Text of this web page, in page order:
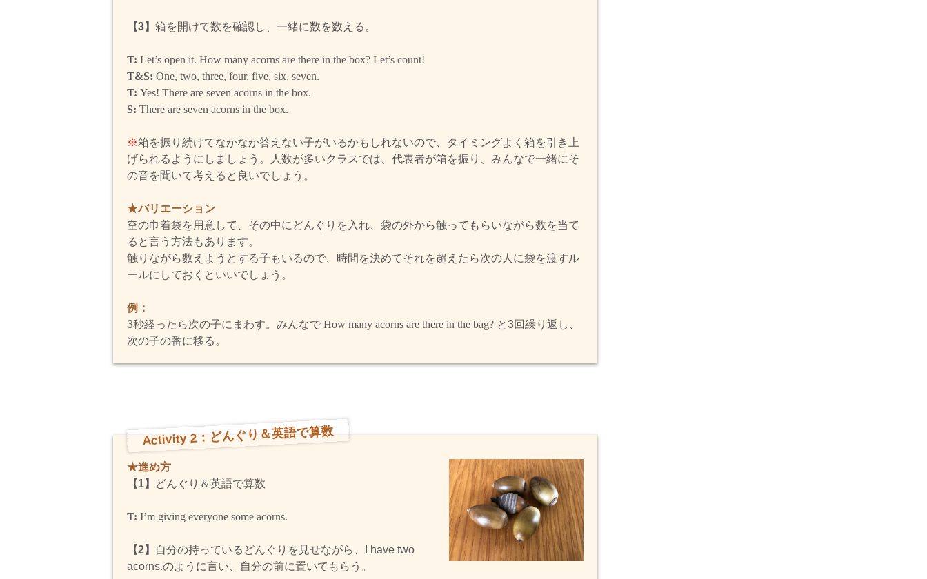
【3】 箱を開けて数を確認し、一緒に数を数える。
T: Let’s open it. How many acorns are there in the box? Let’s count!
T&S: One, two, three, four, five, six, seven.
T: Yes! There are seven acorns in the box.
S: There are seven acorns in the box.
※箱を振り続けてなかなか答えない子がいるかもしれないので、タイミングよく箱を引き上
げられるようにしましょう。人数が多いクラスでは、代表者が箱を振り、みんなで一緒にそ
の音を聞いて考えると良いでしょう。
★バリエーション
空の巾着袋を用意して、その中にどんぐりを入れ、袋の外から触ってもらいながら数を当て
ると言う方法もあります。
触りながら数えようとする子もいるので、時間を決めてそれを超えたら次の人に袋を渡すル
ールにしておくといいでしょう。
例：
3秒経ったら次の子にまわす。みんなで How many acorns are there in the bag? と3回繰り返し、
次の子の番に移る。
Activity 2：どんぐり＆英語で算数
★進め方
【1】
どんぐり＆英語で算数
T: I’m giving everyone some acorns.
【2】
自分の持っているどんぐりを見せながら、I have two
acorns.のように言い、自分の前に置いてもらう。